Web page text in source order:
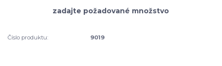
Číslo produktu: 9019